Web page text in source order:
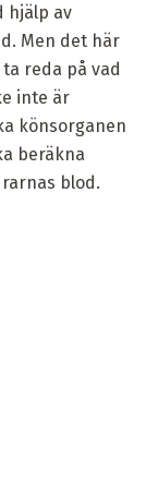
hjälp av
Men det här
reda på vad
inte är
könsorganen
beräkna
blod.